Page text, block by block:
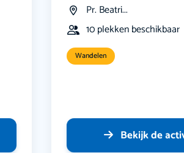
Pr. Beatri...
10 plekken beschikbaar
Wandelen
Bekijk de